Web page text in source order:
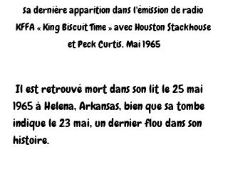
sa dernière apparition dans l'émission de radio
KFFA « King Biscuit Time » avec Houston Stackhouse
et Peck Curtis. Mai 1965
Il est retrouvé mort dans son lit le 25 mai
1965 à Helena, Arkansas, bien que sa tombe
indique le 23 mai, un dernier flou dans son
histoire.